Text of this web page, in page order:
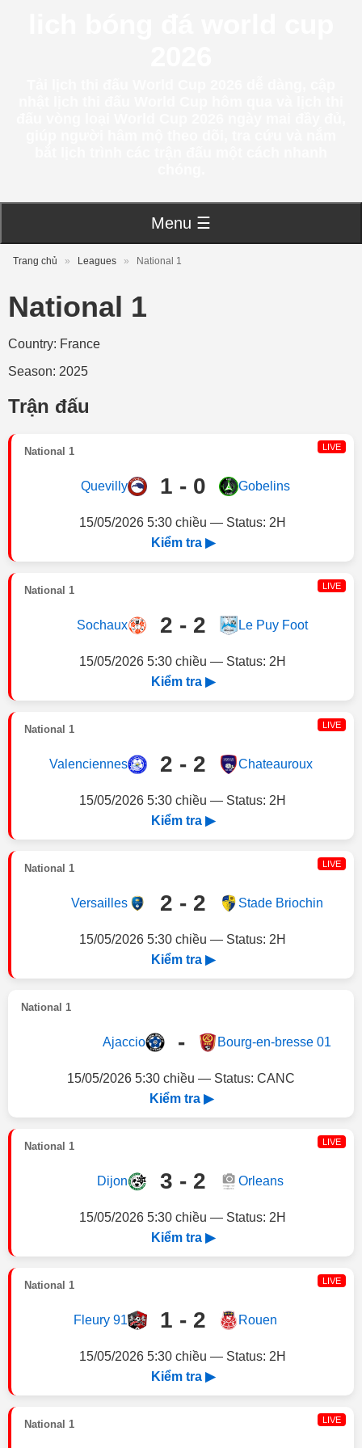
Menu ☰
Trang chủ » Leagues » National 1
National 1
Country: France
Season: 2025
Trận đấu
National 1 LIVE
Quevilly 1 - 0 Gobelins
15/05/2026 5:30 chiều — Status: 2H
Kiểm tra ▶
National 1 LIVE
Sochaux 2 - 2 Le Puy Foot
15/05/2026 5:30 chiều — Status: 2H
Kiểm tra ▶
National 1 LIVE
Valenciennes 2 - 2 Chateauroux
15/05/2026 5:30 chiều — Status: 2H
Kiểm tra ▶
National 1 LIVE
Versailles 2 - 2 Stade Briochin
15/05/2026 5:30 chiều — Status: 2H
Kiểm tra ▶
National 1
Ajaccio - Bourg-en-bresse 01
15/05/2026 5:30 chiều — Status: CANC
Kiểm tra ▶
National 1 LIVE
Dijon 3 - 2 Orleans
15/05/2026 5:30 chiều — Status: 2H
Kiểm tra ▶
National 1 LIVE
Fleury 91 1 - 2 Rouen
15/05/2026 5:30 chiều — Status: 2H
Kiểm tra ▶
National 1 LIVE